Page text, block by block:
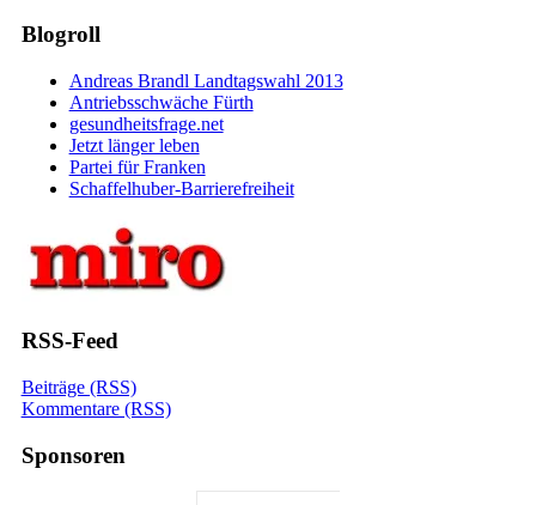
Blogroll
Andreas Brandl Landtagswahl 2013
Antriebsschwäche Fürth
gesundheitsfrage.net
Jetzt länger leben
Partei für Franken
Schaffelhuber-Barrierefreiheit
RSS-Feed
Beiträge (RSS)
Kommentare (RSS)
Sponsoren